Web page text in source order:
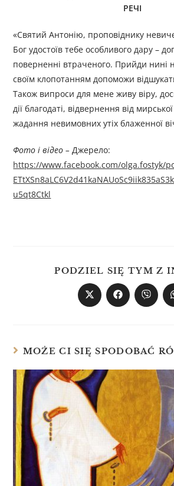
РЕЧІ
«Святий Антонію, проповіднику
Бог удостоїв тебе особливого дару –
поверненні втраченого. Прийди нині
своїм клопотанням допоможи
Також випроси для мене живу віру,
дії благодаті, відвернення від
жадання невимовних утіх блаженної
Фото і відео –Джерелo:
https://www.facebook.com/olga.fostyk/
u5qt8Ctkl
PODZIEL SIĘ TYM Z
MOŻE CI SIĘ SPODOBAĆ